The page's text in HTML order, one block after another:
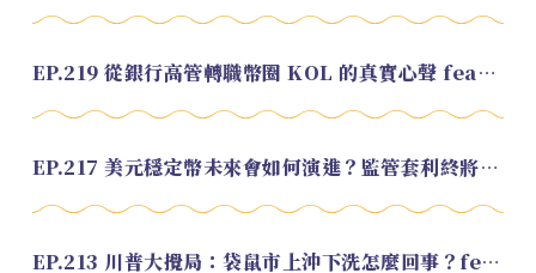
EP.219 從銀行高管轉職幣圈 KOL 的真實心聲 feat.龜大
EP.217 美元穩定幣未來會如何演進？監管套利終將收斂？feat. 研究員 余哲安
EP.213 川普大攪局：袋鼠市上沖下洗怎麼回事？feat. Alvin